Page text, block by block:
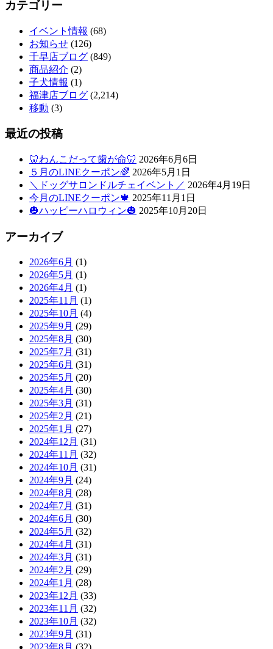
カテゴリー
イベント情報 (68)
お知らせ (126)
千早店ブログ (849)
商品紹介 (2)
子犬情報 (1)
福津店ブログ (2,214)
移動 (3)
最近の投稿
🦷わんこだって歯が命🦷 2026年6月6日
５月のLINEクーポン🌈 2026年5月1日
＼ドッグサロンドルチェイベント／ 2026年4月19日
今月のLINEクーポン🍁 2025年11月1日
🎃ハッピーハロウィン🎃 2025年10月20日
アーカイブ
2026年6月 (1)
2026年5月 (1)
2026年4月 (1)
2025年11月 (1)
2025年10月 (4)
2025年9月 (29)
2025年8月 (30)
2025年7月 (31)
2025年6月 (31)
2025年5月 (20)
2025年4月 (30)
2025年3月 (31)
2025年2月 (21)
2025年1月 (27)
2024年12月 (31)
2024年11月 (32)
2024年10月 (31)
2024年9月 (24)
2024年8月 (28)
2024年7月 (31)
2024年6月 (30)
2024年5月 (32)
2024年4月 (31)
2024年3月 (31)
2024年2月 (29)
2024年1月 (28)
2023年12月 (33)
2023年11月 (32)
2023年10月 (32)
2023年9月 (31)